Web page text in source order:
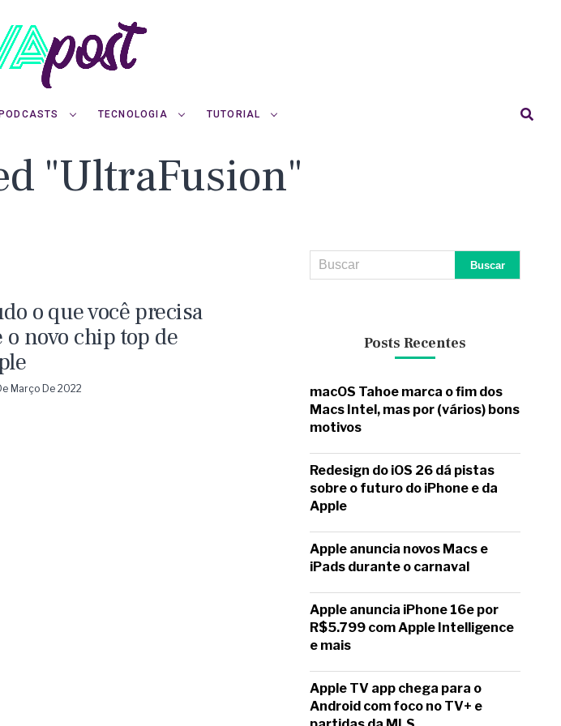
PODCASTS TECNOLOGIA TUTORIAL
"UltraFusion"
o que você precisa
o novo chip top de
Março De 2022
Posts Recentes
macOS Tahoe marca o fim dos
Macs Intel, mas por (vários) bons
motivos
Redesign do iOS 26 dá pistas
sobre o futuro do iPhone e da
Apple
Apple anuncia novos Macs e
iPads durante o carnaval
Apple anuncia iPhone 16e por
R$5.799 com Apple Intelligence
e mais
Apple TV app chega para o
Android com foco no TV+ e